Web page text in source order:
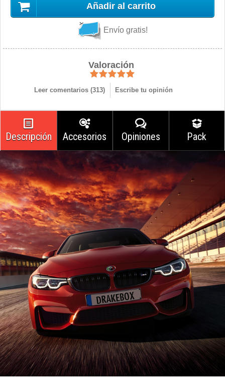
Añadir al carrito
Envío gratis!
Valoración
Leer comentarios (313) Escribe tu opinión
Descripción Accesorios Opiniones Pack